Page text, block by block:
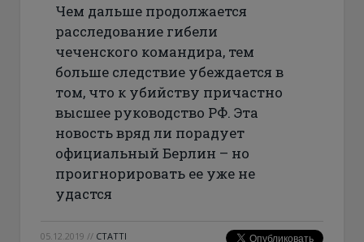
Чем дальше продолжается
расследование гибели
чеченского командира, тем
больше следствие убеждается в
том, что к убийству причастно
высшее руководство РФ. Эта
новость вряд ли порадует
официальный Берлин – но
проигнорировать ее уже не
удастся
05.12.2019 // СТАТТІ